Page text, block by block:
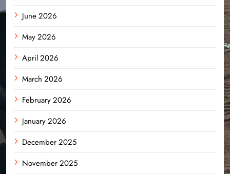
June 2026
May 2026
April 2026
March 2026
February 2026
January 2026
December 2025
November 2025